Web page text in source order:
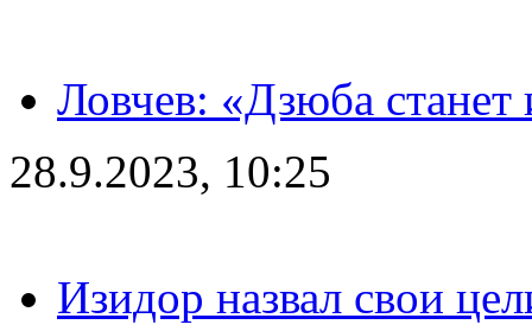
Ловчев: «Дзюба станет
28.9.2023, 10:25
Изидор назвал свои